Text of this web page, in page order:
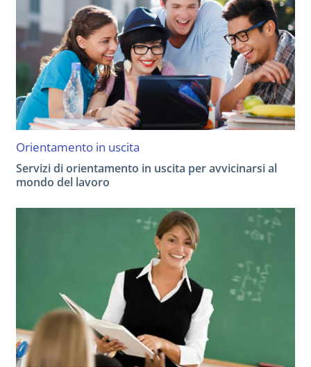
Orientamento in uscita
Servizi di orientamento in uscita per avvicinarsi al
mondo del lavoro